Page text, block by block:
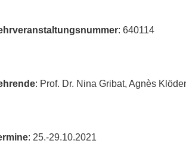
: 640114
: Prof. Dr. Nina Gribat, Agnès
: 25.-29.10.2021